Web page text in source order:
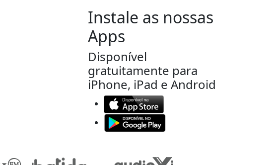
Instale as nossas
Apps
Disponível
gratuitamente para
iPhone, iPad e Android